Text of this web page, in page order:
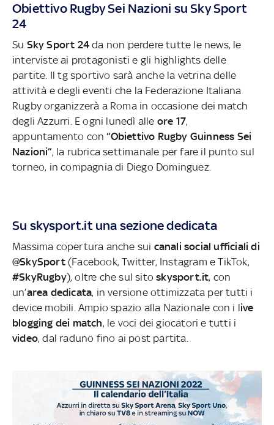
Obiettivo Rugby Sei Nazioni su Sky Sport
24
Su Sky Sport 24 da non perdere tutte le news, le
interviste ai protagonisti e gli highlights delle
partite. Il tg sportivo sarà anche la vetrina delle
attività e degli eventi che la Federazione Italiana
Rugby organizzerà a Roma in occasione dei match
degli Azzurri. E ogni lunedì alle ore 17,
appuntamento con“Obiettivo Rugby Guinness Sei
Nazioni”, la rubrica settimanale per fare il punto sul
torneo, in compagnia di Diego Dominguez.
Su skysport.it una sezione dedicata
Massima copertura anche sui canali social ufficiali di
@SkySport(Facebook, Twitter, Instagram e TikTok,
#SkyRugby), oltre che sul sitoskysport.it, con
un’area dedicata, in versione ottimizzata per tutti i
device mobili. Ampio spazio alla Nazionale con i live
blogging dei match, le voci dei giocatori e tutti i
video, dal raduno fino ai post partita.